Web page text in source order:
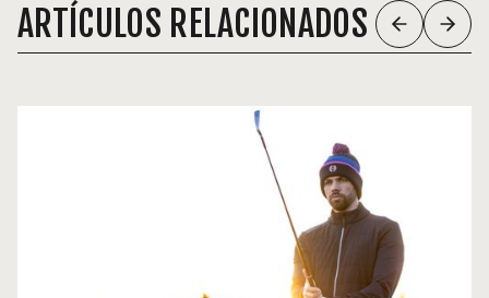
ARTÍCULOS RELACIONADOS